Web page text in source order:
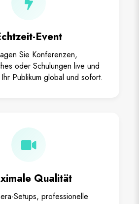
Event
Sie Konferenzen,
oder Schulungen live und
Publikum global und sofort.
Qualität
Setups, professionelle